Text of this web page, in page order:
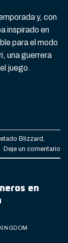
y, con
inspirado en
para el modo
una guerrera
juego.
Blizzard
Deje un comentario
en